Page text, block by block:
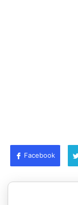
Facebook